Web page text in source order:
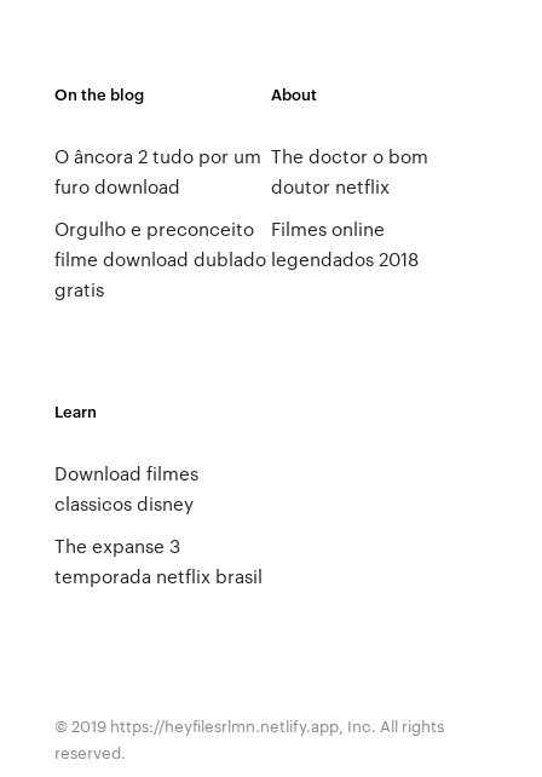
On the blog
O âncora 2 tudo por um
furo download
Orgulho e preconceito
filme download dublado
gratis
About
The doctor o bom
doutor netflix
Filmes online
legendados 2018
Learn
Download filmes
classicos disney
The expanse 3
temporada netflix brasil
© 2019 https://heyfilesrlmn.netlify.app, Inc. All rights
reserved.